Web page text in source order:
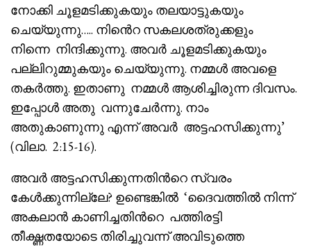
നോക്കി ചൂളമടിക്കുകയും തലയാട്ടുകയും
ചെയ്യുന്നു….. നിൻെറ സകലശത്രുക്കളും
നിന്നെ നിന്ദിക്കുന്നു. അവർ ചൂളമടിക്കുകയും
പല്ലിറുമ്മുകയും ചെയ്യുന്നു. നമ്മൾ അവളെ
തകർത്തു. ഇതാണു നമ്മൾ ആശിച്ചിരുന്ന ദിവസം.
ഇപ്പോൾ അതു വന്നുചേർന്നു. നാം
അതുകാണുന്നു എന്ന് അവർ അട്ടഹസിക്കുന്നു’
(വിലാ. 2:15-16).
അവർ അട്ടഹസിക്കുന്നതിൻറെ സ്വരം
കേൾക്കുന്നില്ലേ? ഉണ്ടെങ്കിൽ ‘ദൈവത്തിൽ നിന്ന്
അകലാൻ കാണിച്ചതിൻറെ പത്തിരട്ടി
തീക്ഷ്ണതയോടെ തിരിച്ചുവന്ന് അവിടുത്തെ